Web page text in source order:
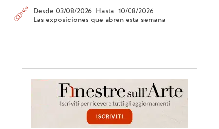
Desde 03/08/2026 Hasta 10/08/2026
Las exposiciones que abren esta semana